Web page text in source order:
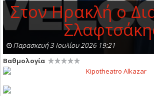
Στον Ηρακλή ο
Παρασκευή 3 Ιουλίου 2026 19:21
Βαθμολογία